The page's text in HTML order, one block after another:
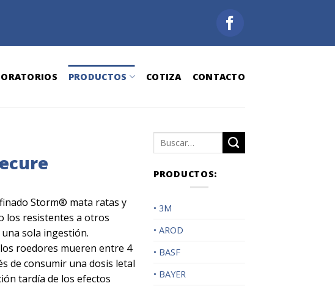
PRODUCTOS COTIZA CONTACTO
Storm® mata ratas y
los resistentes a otros
sola ingestión.
roedores mueren entre 4
de consumir una dosis letal
tardía de los efectos
Buscar
por:
PRODUCTOS:
• 3M
• AROD
• BASF
• BAYER